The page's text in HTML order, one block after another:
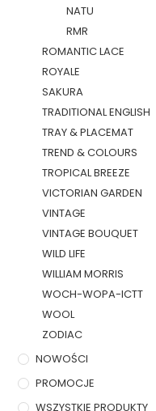
NATU
RMR
ROMANTIC LACE
ROYALE
SAKURA
TRADITIONAL ENGLISH
TRAY & PLACEMAT
TREND & COLOURS
TROPICAL BREEZE
VICTORIAN GARDEN
VINTAGE
VINTAGE BOUQUET
WILD LIFE
WILLIAM MORRIS
WOCH-WOPA-ICTT
WOOL
ZODIAC
NOWOŚCI
PROMOCJE
WSZYSTKIE PRODUKTY